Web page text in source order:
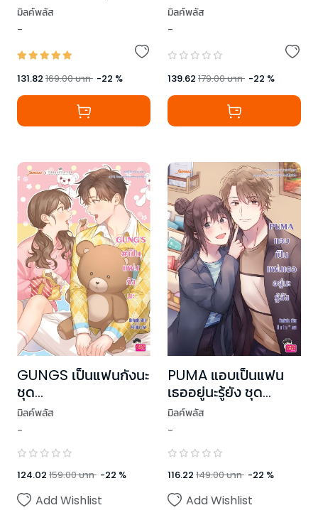
มิลค์พลัส
-
131.82 169.00บาท -22 %
คน
มิลค์พลัส
-
139.62 179.00บาท -22 %
GUNGS เป็นแฟนกังนะ
ชุด
RealGuysFiction
มิลค์พลัส
-
124.02 159.00บาท -22 %
Add Wishlist
PUMA แอบเป็นแฟน
เธออยู่นะรู้ยัง ชุด
Head U, Luv You
มิลค์พลัส
-
116.22 149.00บาท -22 %
Add Wishlist